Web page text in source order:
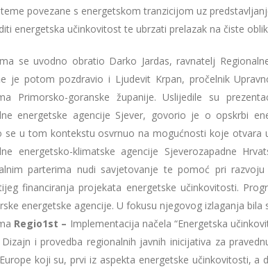
povezane s energetskom tranzicijom uz
energetska učinkovitost te ubrzati prelazak na čiste
se uvodno obratio Darko Jardas, ravnatelj
je potom pozdravio i Ljudevit Krpan, pročelnik
Primorsko-goranske županije. Uslijedile su
energetske agencije Sjever, govorio je o opskrbi
se u tom kontekstu osvrnuo na mogućnosti koje otvara
energetsko-klimatske agencije Sjeverozapadne
parterima nudi savjetovanje te pomoć pri
financiranja projekata energetske učinkovitosti.
energetske agencije. U fokusu njegovog izlaganja
Regio1st – Implementacija načela “Energetska
Dizajn i provedba regionalnih javnih inicijativa za
koji su, prvi iz aspekta energetske učinkovitosti,